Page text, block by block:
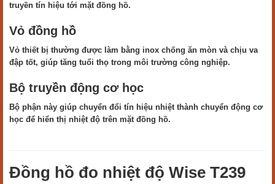
truyền tín hiệu tới mặt đồng hồ.
Vỏ đồng hồ
Vỏ thiết bị thường được làm bằng inox chống ăn mòn và chịu va
đập tốt, giúp tăng tuổi thọ trong môi trường công nghiệp.
Bộ truyền động cơ học
Bộ phận này giúp chuyển đổi tín hiệu nhiệt thành chuyển động cơ
học để hiển thị nhiệt độ trên mặt đồng hồ.
Đồng hồ đo nhiệt độ Wise T239